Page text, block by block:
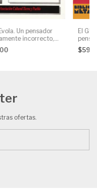
Un pensador
incorrecto,
El
la
ofertas.